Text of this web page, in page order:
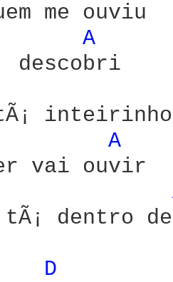
me ouviu
A
descobri
inteirinho
A
vai ouvir
tÃ¡ dentro
D